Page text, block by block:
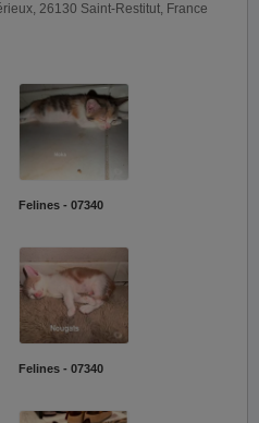
26130 Saint-Restitut, France
Felines - 07340
Felines - 07340